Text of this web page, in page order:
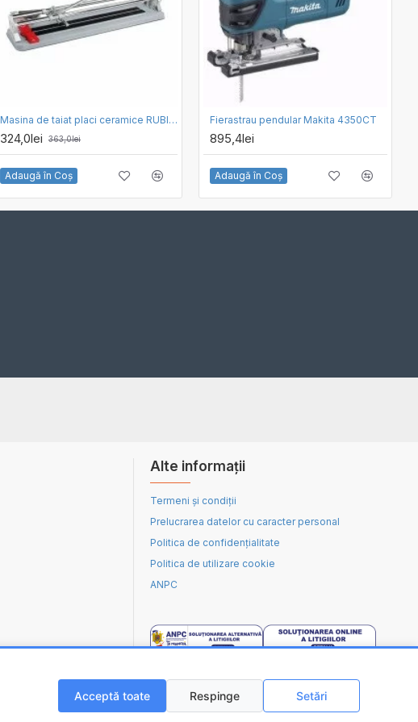
Acceptă toate Respinge Setări
Masina de taiat placi ceramice RUBI PRACTIC-50
324,0lei 363,0lei
Adaugă în Coş
Fierastrau pendular Makita 4350CT
895,4lei
Adaugă în Coş
Alte informații
Termeni și condiții
Prelucrarea datelor cu caracter personal
Politica de confidențialitate
Politica de utilizare cookie
ANPC